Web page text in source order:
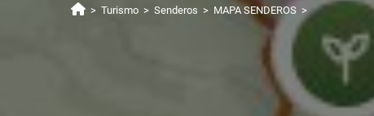
> Turismo > Senderos > MAPA SENDEROS >